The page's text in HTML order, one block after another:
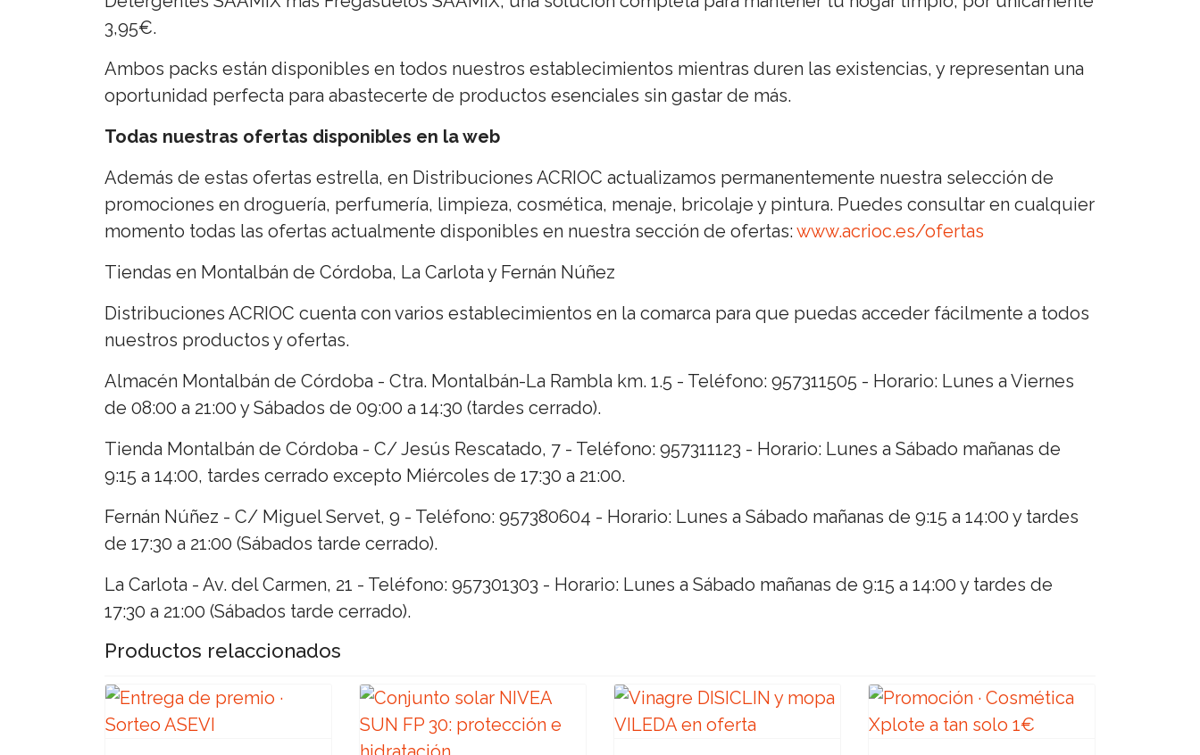
3,95€.
Ambos packs están disponibles en todos nuestros establecimientos mientras duren las existencias, y representan una
oportunidad perfecta para abastecerte de productos esenciales sin gastar de más.
Todas nuestras ofertas disponibles en la web
Además de estas ofertas estrella, en Distribuciones ACRIOC actualizamos permanentemente nuestra selección de
promociones en droguería, perfumería, limpieza, cosmética, menaje, bricolaje y pintura. Puedes consultar en cualquier
momento todas las ofertas actualmente disponibles en nuestra sección de ofertas: www.acrioc.es/ofertas
Tiendas en Montalbán de Córdoba, La Carlota y Fernán Núñez
Distribuciones ACRIOC cuenta con varios establecimientos en la comarca para que puedas acceder fácilmente a todos
nuestros productos y ofertas.
Almacén Montalbán de Córdoba - Ctra. Montalbán-La Rambla km. 1.5 - Teléfono: 957311505 - Horario: Lunes a Viernes
de 08:00 a 21:00 y Sábados de 09:00 a 14:30 (tardes cerrado).
Tienda Montalbán de Córdoba - C/ Jesús Rescatado, 7 - Teléfono: 957311123 - Horario: Lunes a Sábado mañanas de
9:15 a 14:00, tardes cerrado excepto Miércoles de 17:30 a 21:00.
Fernán Núñez - C/ Miguel Servet, 9 - Teléfono: 957380604 - Horario: Lunes a Sábado mañanas de 9:15 a 14:00 y tardes
de 17:30 a 21:00 (Sábados tarde cerrado).
La Carlota - Av. del Carmen, 21 - Teléfono: 957301303 - Horario: Lunes a Sábado mañanas de 9:15 a 14:00 y tardes de
17:30 a 21:00 (Sábados tarde cerrado).
Productos relaccionados